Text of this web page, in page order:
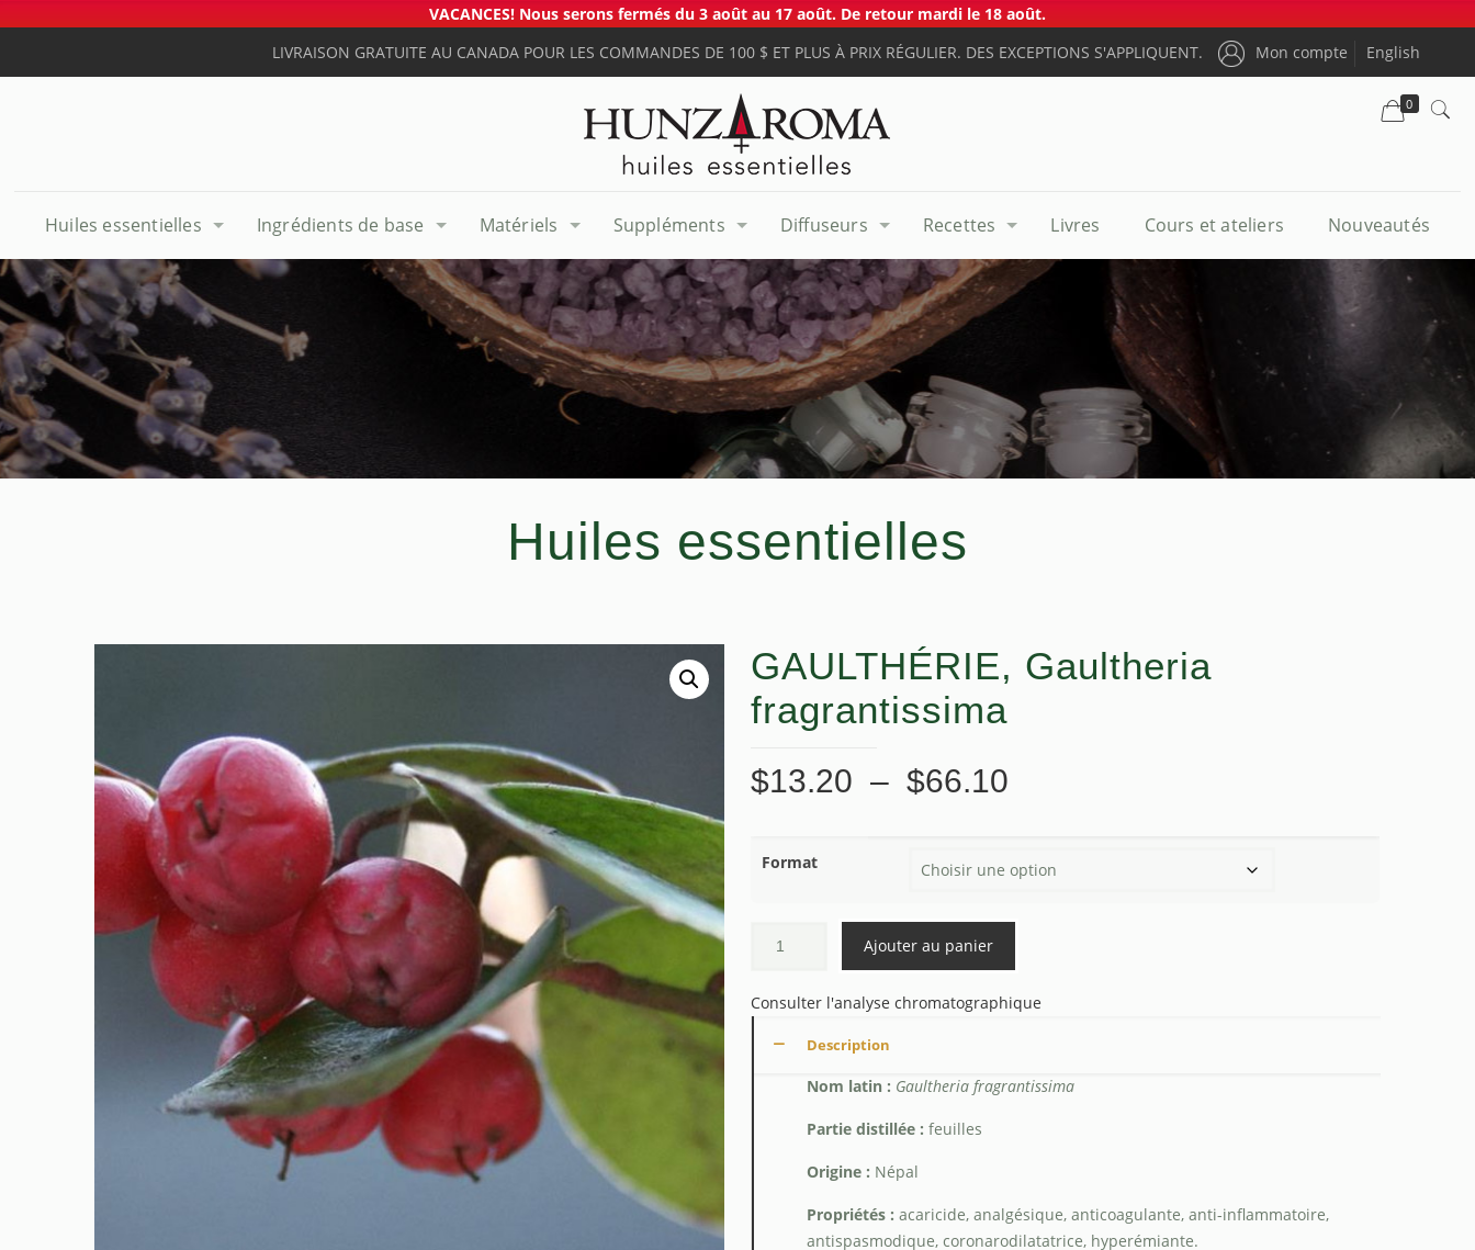
VACANCES! Nous serons fermés du 3 août au 17 août. De retour mardi le 18 août.
LIVRAISON GRATUITE AU CANADA POUR LES COMMANDES DE 100 $ ET PLUS À PRIX RÉGULIER. DES EXCEPTIONS S'APPLIQUENT.
Mon compte English
Huiles essentielles Ingrédients de base Matériels Suppléments Diffuseurs Recettes Livres Cours et ateliers Nouveautés
0
Huiles essentielles
GAULTHÉRIE, Gaultheria
fragrantissima
$13.20 – $66.10Plage
$13.20
Format
Ajouter au panier
Consulter l'analyse chromatographique
Description
Nom latin : Gaultheria fragrantissima
Partie distillée : feuilles
Origine : Népal
Propriétés : acaricide, analgésique, anticoagulante, anti-inflammatoire,
antispasmodique, coronarodilatatrice, hyperémiante.